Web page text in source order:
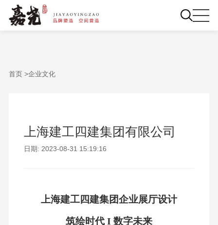
首页 >企业文化
上海建工四建集团有限公司
日期: 2023-08-31 15:19:16
上海建工四建集团企业展厅设计
筑绘时代 I 数字未来